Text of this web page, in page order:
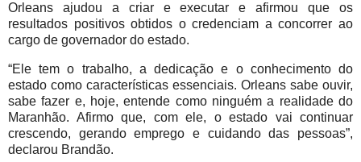
Orleans ajudou a criar e executar e afirmou que os
resultados positivos obtidos o credenciam a concorrer ao
cargo de governador do estado.
“Ele tem o trabalho, a dedicação e o conhecimento do
estado como características essenciais. Orleans sabe ouvir,
sabe fazer e, hoje, entende como ninguém a realidade do
Maranhão. Afirmo que, com ele, o estado vai continuar
crescendo, gerando emprego e cuidando das pessoas”,
declarou Brandão.